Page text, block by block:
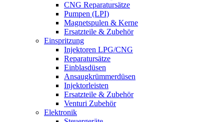
CNG Reparatursätze
Pumpen (LPI)
Magnetspulen & Kerne
Ersatzteile & Zubehör
Einspritzung
Injektoren LPG/CNG
Reparatursätze
Einblasdüsen
Ansaugkrümmerdüsen
Injektorleisten
Ersatzteile & Zubehör
Venturi Zubehör
Elektronik